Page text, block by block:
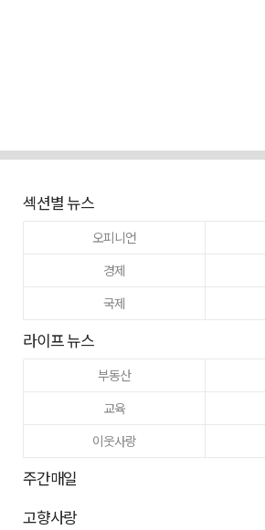
섹션별 뉴스
오피니언
경제
국제
라이프 뉴스
부동산
교육
이웃사랑
주간매일
고향사랑